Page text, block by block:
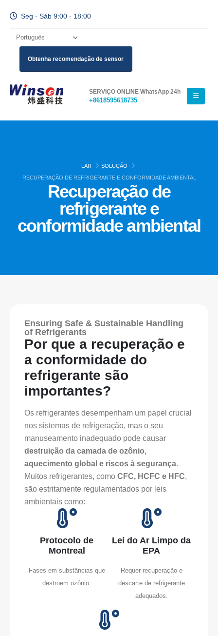
Seg - Sáb 9:00 - 18:00
Obtenha recomendação de sensor
SERVIÇO ONLINE WhatsApp 24h
+8618595618735
LAR
SOLUÇÃO
RECUPERAÇÃO DE REFRIGERANTE E CONFORMIDADE AMBIENTAL
Recuperação de
refrigerante e
conformidade ambiental
Ensuring Safe & Sustainable Handling
of Refrigerants
Por que a recuperação e
a conformidade do
refrigerante são
importantes?
Os refrigerantes desempenham um papel crucial
nos sistemas de refrigeração, mas o seu
manuseamento inadequado pode causar
destruição da camada de ozônio,
aquecimento global e riscos à segurança.
Muitos refrigerantes, como CFC, HCFC e HFC,
são estritamente regulamentados por leis
ambientais como:
Protocolo de
Montreal
Fases em substâncias que
destroem ozônio.
Lei do Ar Limpo da
EPA
Requer recuperação e
descarte de refrigerante
adequados.